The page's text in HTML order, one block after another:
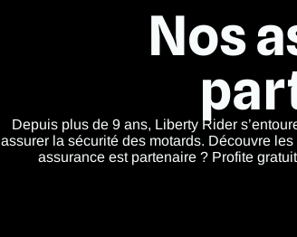
Nos
Depuis plus de 9 ans, Liberty Rider
assurer la sécurité des motards. Découvre
assurance est partenaire ? Profite